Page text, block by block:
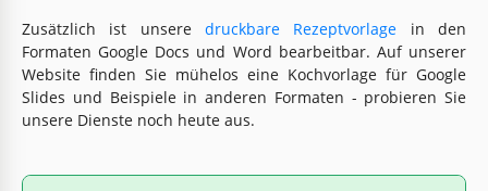
Zusätzlich ist unsere druckbare Rezeptvorlage in den
Formaten Google Docs und Word bearbeitbar. Auf unserer
Website finden Sie mühelos eine Kochvorlage für Google
Slides und Beispiele in anderen Formaten - probieren Sie
unsere Dienste noch heute aus.